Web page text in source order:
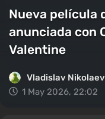
Nueva película
anunciada con
Valentine
Vladislav Nikolaev
1 May 2026, 22:02